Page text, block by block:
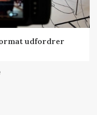
udfordrer